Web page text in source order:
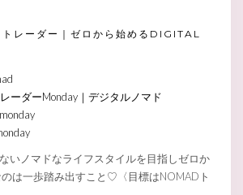
レーダー｜ゼロから始めるDIGITAL
ーダーMonday｜デジタルノマド
いノマドなライフスタイルを目指しゼロか
は一歩踏み出すこと♡〈目標はNOMADト